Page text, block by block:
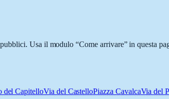
Usa il modulo “Come arrivare” in questa
del CapitelloVia del CastelloPiazza CavalcaVia del